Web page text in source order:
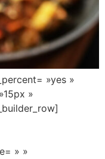
»yes »
»
» »